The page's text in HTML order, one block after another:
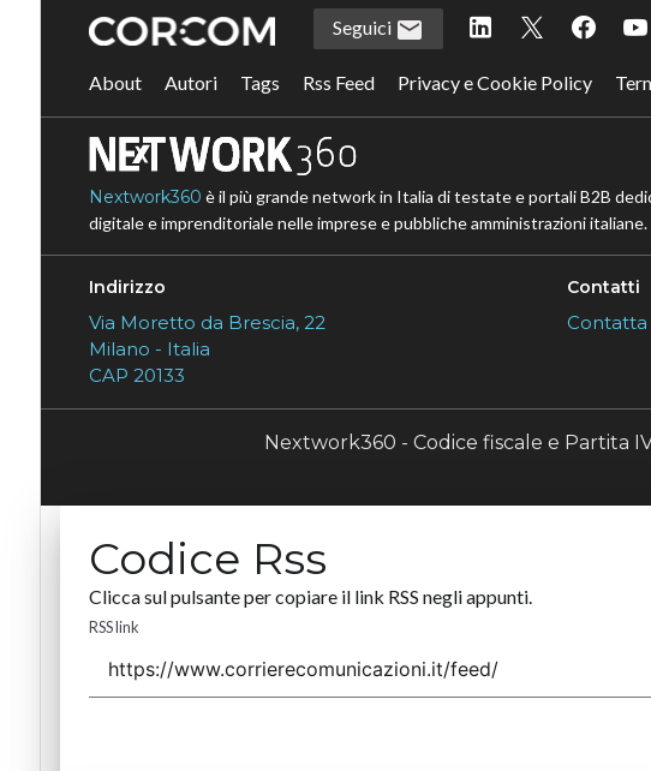
Seguici
About Autori Tags Rss Feed Privacy e Cookie Policy
Nextwork360 è il più grande network in Italia di testate e portali B2B
digitale e imprenditoriale nelle imprese e pubbliche amministrazioni italiane.
Indirizzo
Via Moretto da Brescia, 22
Milano - Italia
CAP 20133
Contatti
Nextwork360 - Codice fiscale e Partita
Codice Rss
Clicca sul pulsante per copiare il link RSS negli appunti.
RSS link